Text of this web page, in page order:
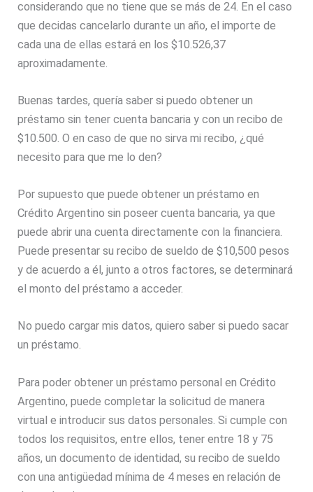
considerando que no tiene que se más de 24. En el caso
que decidas cancelarlo durante un año, el importe de
cada una de ellas estará en los $10.526,37
aproximadamente.
Buenas tardes, quería saber si puedo obtener un
préstamo sin tener cuenta bancaria y con un recibo de
$10.500. O en caso de que no sirva mi recibo, ¿qué
necesito para que me lo den?
Por supuesto que puede obtener un préstamo en
Crédito Argentino sin poseer cuenta bancaria, ya que
puede abrir una cuenta directamente con la financiera.
Puede presentar su recibo de sueldo de $10,500 pesos
y de acuerdo a él, junto a otros factores, se determinará
el monto del préstamo a acceder.
No puedo cargar mis datos, quiero saber si puedo sacar
un préstamo.
Para poder obtener un préstamo personal en Crédito
Argentino, puede completar la solicitud de manera
virtual e introducir sus datos personales. Si cumple con
todos los requisitos, entre ellos, tener entre 18 y 75
años, un documento de identidad, su recibo de sueldo
con una antigüedad mínima de 4 meses en relación de